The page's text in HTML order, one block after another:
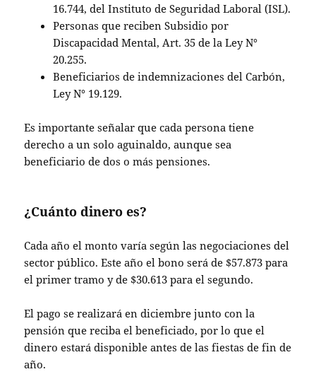
16.744, del Instituto de Seguridad Laboral (ISL).
Personas que reciben Subsidio por
Discapacidad Mental, Art. 35 de la Ley N°
20.255.
Beneficiarios de indemnizaciones del Carbón,
Ley N° 19.129.
Es importante señalar que cada persona tiene
derecho a un solo aguinaldo, aunque sea
beneficiario de dos o más pensiones.
¿Cuánto dinero es?
Cada año el monto varía según las negociaciones del
sector público. Este año el bono será de $57.873 para
el primer tramo y de $30.613 para el segundo.
El pago se realizará en diciembre junto con la
pensión que reciba el beneficiado, por lo que el
dinero estará disponible antes de las fiestas de fin de
año.